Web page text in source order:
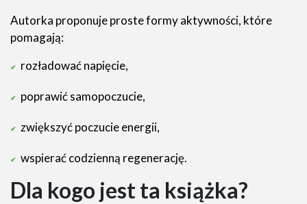
Autorka proponuje proste formy aktywności, które
pomagają:
rozładować napięcie,
poprawić samopoczucie,
zwiększyć poczucie energii,
wspierać codzienną regenerację.
Dla kogo jest ta książka?